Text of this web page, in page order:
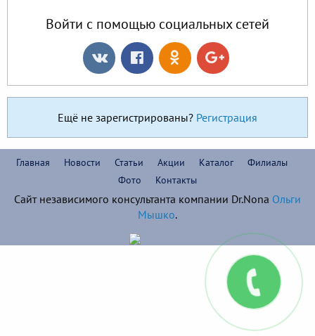
Войти с помощью социальных сетей
Ещё не зарегистрированы? Регистрация
Главная Новости Статьи Акции Каталог
Филиалы
Фото
Контакты
Сайт независимого консультанта компании Dr.Nona Ольги
Мышко.